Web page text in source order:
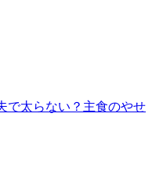
で太らない？主食のやせ